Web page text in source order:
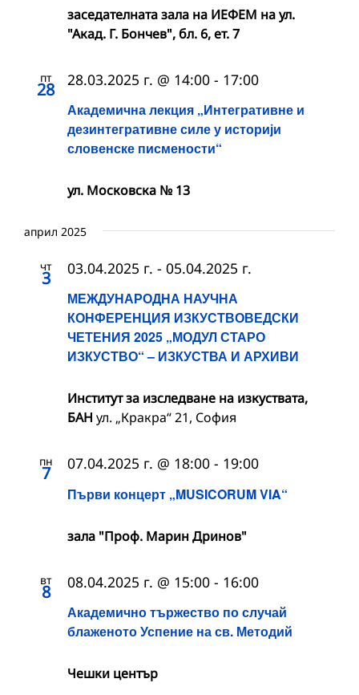
заседателната зала на ИЕФЕМ на ул.
"Акад. Г. Бончев", бл. 6, ет. 7
пт
28
Академична лекция „Интегративне и
дезинтегративне силе у историји
словенске писмености“
28.03.2025 г. @ 14:00 - 17:00
ул. Московска № 13
април 2025
чт
3
МЕЖДУНАРОДНА НАУЧНА
КОНФЕРЕНЦИЯ ИЗКУСТВОВЕДСКИ
ЧЕТЕНИЯ 2025 „МОДУЛ СТАРО
ИЗКУСТВО“ – ИЗКУСТВА И АРХИВИ
03.04.2025 г. - 05.04.2025 г.
Институт за изследване на изкуствата,
БАН ул. „Кракра“ 21, София
пн
7
Първи концерт „MUSICORUM VIA“
07.04.2025 г. @ 18:00 - 19:00
зала "Проф. Марин Дринов"
вт
8
Академично тържество по случай
блаженото Успение на св. Методий
08.04.2025 г. @ 15:00 - 16:00
Чешки център